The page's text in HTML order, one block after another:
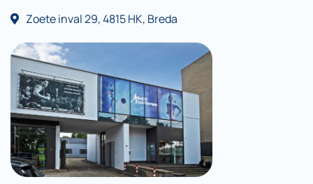
Zoete inval 29, 4815 HK, Breda